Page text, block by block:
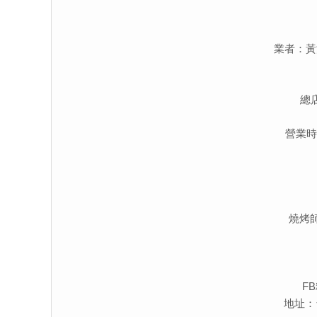
業者：
總
營業
燒烤
地址